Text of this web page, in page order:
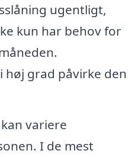
ugentligt,
kun har behov for
høj grad påvirke den
variere
I de mest